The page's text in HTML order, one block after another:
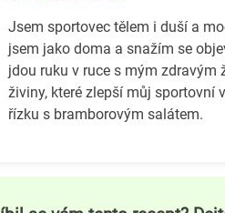
Jsem sportovec tělem i duší a
jsem jako doma a snažím se
jdou ruku v ruce s mým
živiny, které zlepší můj sportovní
řízku s bramborovým salátem.